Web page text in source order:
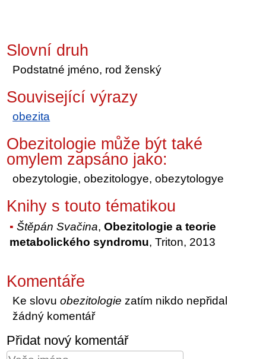
Slovní druh
Podstatné jméno, rod ženský
Související výrazy
obezita
Obezitologie může být také
omylem zapsáno jako:
obezytologie, obezitologye, obezytologye
Knihy s touto tématikou
Štěpán Svačina,Obezitologie a teorie
metabolického syndromu, Triton, 2013
Komentáře
Ke slovuobezitologie zatím nikdo nepřidal
žádný komentář
Přidat nový komentář